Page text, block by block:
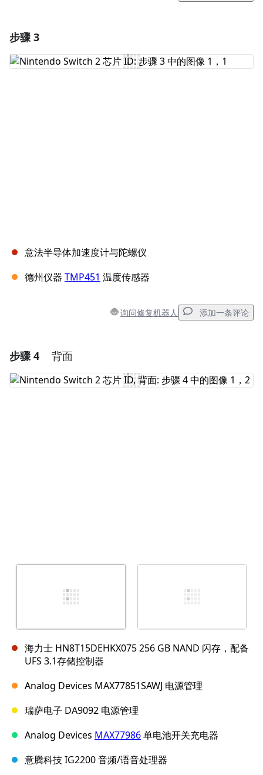
添加评论
步骤 3
意法半导体加速度计与陀螺仪
德州仪器 TMP451 温度传感器
询问修复机器人 添加一条评论
添加评论
步骤 4 背面
海力士 HN8T15DEHKX075 256 GB NAND 闪存，配备
UFS 3.1存储控制器
Analog Devices MAX77851SAWJ 电源管理
瑞萨电子 DA9092 电源管理
Analog Devices MAX77986单电池开关充电器
意腾科技 IG2200 音频/语音处理器